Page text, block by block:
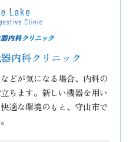
内科クリニック
どが気になる場合、内科の
ちます。新しい機器を用い
適な環境のもと、守山市で